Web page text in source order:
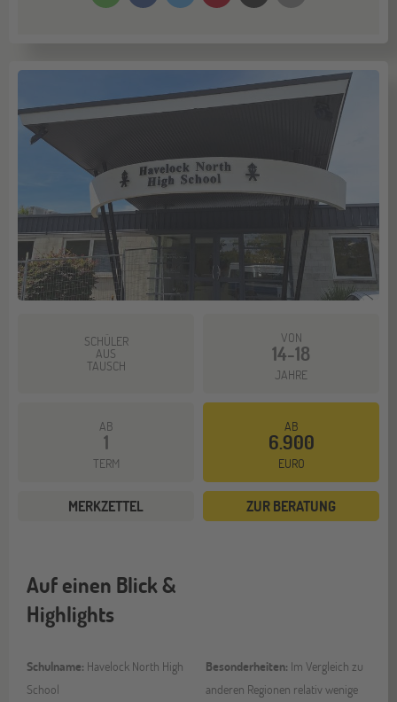
SCHÜLER
AUS
TAUSCH
VON
14-18
JAHRE
AB
1
TERM
AB
6.900
EURO
MERKZETTEL ZUR BERATUNG
Auf einen Blick &
Highlights
Schulname: Havelock North High
School
Besonderheiten: Im Vergleich zu
anderen Regionen relativ wenige